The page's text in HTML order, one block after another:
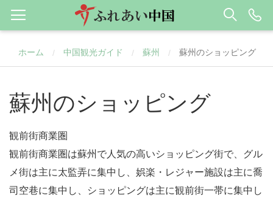
ホーム / 中国観光ガイド / 蘇州 / 蘇州のショッピング
蘇州のショッピング
観前街商業圏
観前街商業圏は蘇州で人気の高いショッピング街で、グル
メ街は主に太監弄に集中し、娯楽・レジャー施設は主に喬
司空巷に集中し、ショッピングは主に観前街一帯に集中し